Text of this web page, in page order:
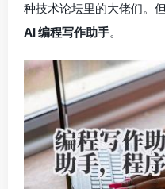
种技术论坛里的大佬们。
AI 编程写作助手。